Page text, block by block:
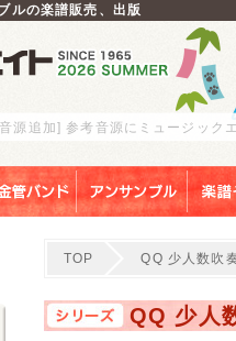
ルの楽譜販売、出版
源追加] 参考音源にミュージック
TOP QQ 少人数吹
QQ 少人